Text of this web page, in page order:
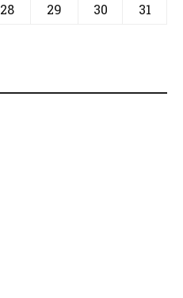
28 29 30
31